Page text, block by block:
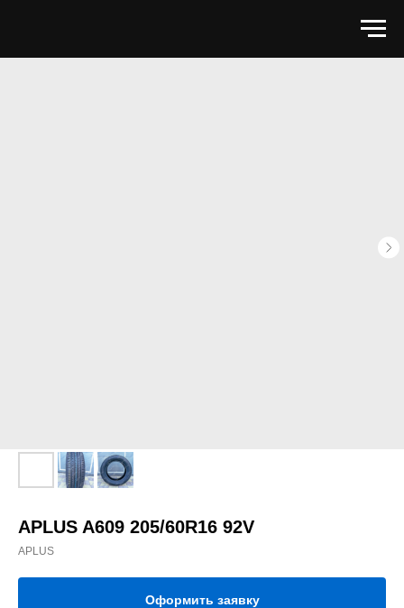
APLUS A609 205/60R16 92V
APLUS
Оформить заявку